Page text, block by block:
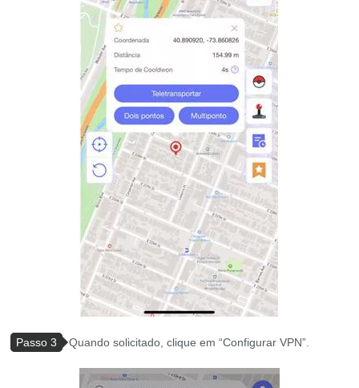
Passo 3 Quando solicitado, clique em “Configurar VPN”.